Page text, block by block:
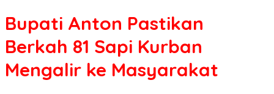
Berkah
Sapi
Mengalir
ke
Bupati Anton Pastikan
Berkah 81 Sapi Kurban
Mengalir ke Masyarakat